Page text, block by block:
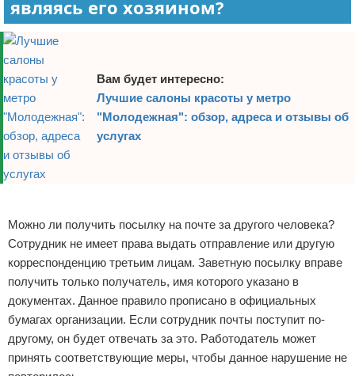
являясь его хозяином?
Вам будет интересно:
Лучшие салоны красоты у метро
"Молодежная": обзор, адреса и отзывы об
услугах
Можно ли получить посылку на почте за другого человека?
Сотрудник не имеет права выдать отправление или другую
корреспонденцию третьим лицам. Заветную посылку вправе
получить только получатель, имя которого указано в
документах. Данное правило прописано в официальных
бумагах организации. Если сотрудник почты поступит по-
другому, он будет отвечать за это. Работодатель может
принять соответствующие меры, чтобы данное нарушение не